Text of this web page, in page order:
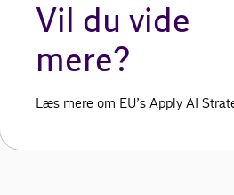
Vil du vide
mere?
Læs mere om EU’s Apply AI